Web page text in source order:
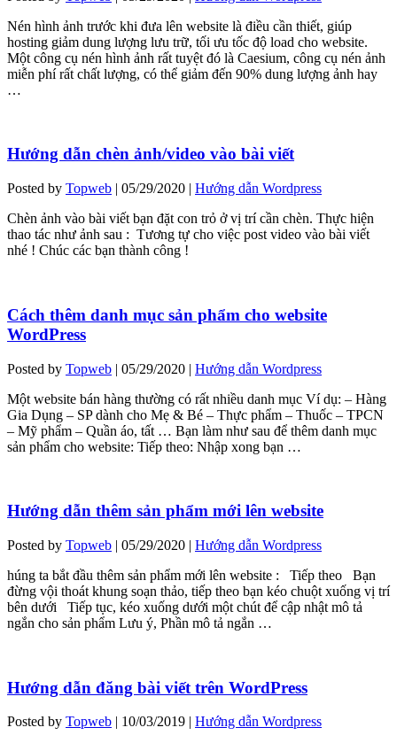
Nén hình ảnh trước khi đưa lên website là điều cần thiết, giúp
hosting giảm dung lượng lưu trữ, tối ưu tốc độ load cho website.
Một công cụ nén hình ảnh rất tuyệt đó là Caesium, công cụ nén ảnh
miễn phí rất chất lượng, có thể giảm đến 90% dung lượng ảnh hay
…
Hướng dẫn chèn ảnh/video vào bài viết
Posted by Topweb | 05/29/2020 | Hướng dẫn Wordpress
Chèn ảnh vào bài viết bạn đặt con trỏ ở vị trí cần chèn. Thực hiện
thao tác như ảnh sau : Tương tự cho việc post video vào bài viết
nhé ! Chúc các bạn thành công !
Cách thêm danh mục sản phẩm cho website
WordPress
Posted by Topweb | 05/29/2020 | Hướng dẫn Wordpress
Một website bán hàng thường có rất nhiều danh mục Ví dụ: – Hàng
Gia Dụng – SP dành cho Mẹ & Bé – Thực phẩm – Thuốc – TPCN
– Mỹ phẩm – Quần áo, tất … Bạn làm như sau để thêm danh mục
sản phẩm cho website: Tiếp theo: Nhập xong bạn …
Hướng dẫn thêm sản phẩm mới lên website
Posted by Topweb | 05/29/2020 | Hướng dẫn Wordpress
húng ta bắt đầu thêm sản phẩm mới lên website : Tiếp theo Bạn
đừng vội thoát khung soạn thảo, tiếp theo bạn kéo chuột xuống vị trí
bên dưới Tiếp tục, kéo xuống dưới một chút để cập nhật mô tả
ngắn cho sản phẩm Lưu ý, Phần mô tả ngắn …
Hướng dẫn đăng bài viết trên WordPress
Posted by Topweb | 10/03/2019 | Hướng dẫn Wordpress